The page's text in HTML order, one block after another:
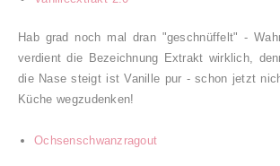
Hab grad noch mal dran "geschnüffelt" -
verdient die Bezeichnung Extrakt wirklich,
die Nase steigt ist Vanille pur - schon jetzt
Küche wegzudenken!
Ochsenschwanzragout